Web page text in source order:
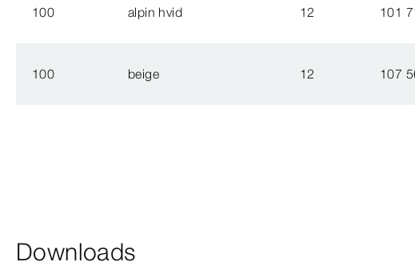
100 alpin hvid 12 101
100 beige 12 107
Downloads